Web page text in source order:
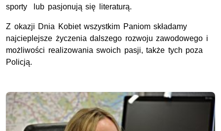
sporty lub pasjonują się literaturą.
Z okazji Dnia Kobiet wszystkim Paniom składamy
najcieplejsze życzenia dalszego rozwoju zawodowego i
możliwości realizowania swoich pasji, także tych poza
Policją.